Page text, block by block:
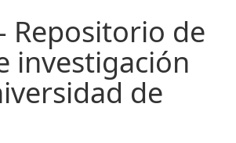
Repositorio de
investigación
de